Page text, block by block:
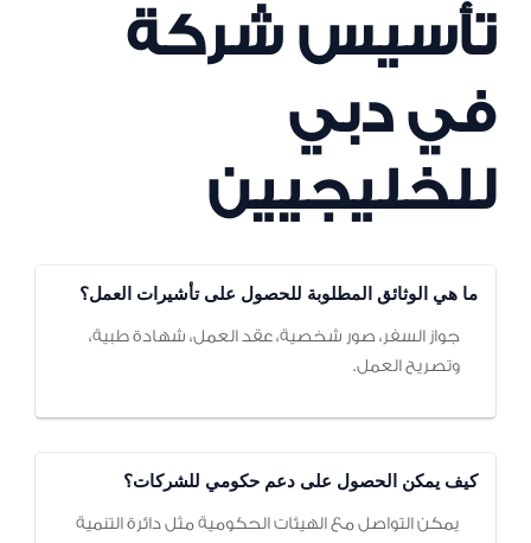
تأسيس شركة
في دبي
للخليجيين
ما هي الوثائق المطلوبة للحصول على تأشيرات العمل؟
جواز السفر، صور شخصية، عقد العمل، شهادة طبية،
وتصريح العمل.
كيف يمكن الحصول على دعم حكومي للشركات؟
يمكن التواصل مع الهيئات الحكومية مثل دائرة التنمية